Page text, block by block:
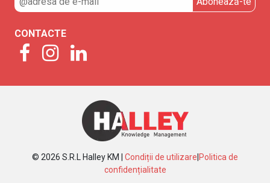
CONTACTE
© 2026 S.R.L Halley KM | Condiții de utilizare Politica de
confidențialitate